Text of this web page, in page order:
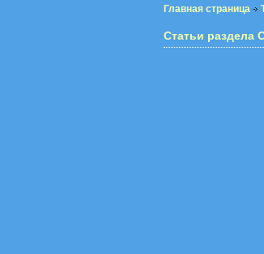
Главная страница
Статьи раздела